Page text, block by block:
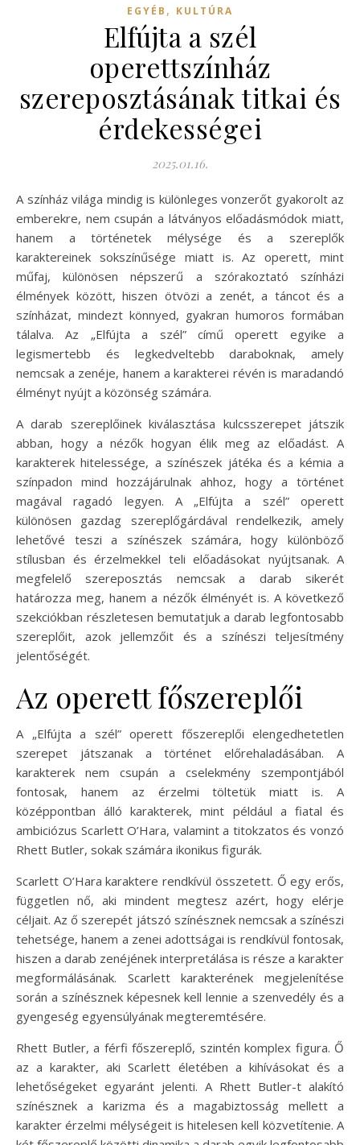
EGYÉB , KULTÚRA
Elfújta a szél
operettszínház
szereposztásának titkai és
érdekességei
2025.01.16.
A színház világa mindig is különleges vonzerőt gyakorolt az
emberekre, nem csupán a látványos előadásmódok miatt,
hanem a történetek mélysége és a szereplők
karaktereinek sokszínűsége miatt is. Az operett, mint
műfaj, különösen népszerű a szórakoztató színházi
élmények között, hiszen ötvözi a zenét, a táncot és a
színházat, mindezt könnyed, gyakran humoros formában
tálalva. Az „Elfújta a szél” című operett egyike a
legismertebb és legkedveltebb daraboknak, amely
nemcsak a zenéje, hanem a karakterei révén is maradandó
élményt nyújt a közönség számára.
A darab szereplőinek kiválasztása kulcsszerepet játszik
abban, hogy a nézők hogyan élik meg az előadást. A
karakterek hitelessége, a színészek játéka és a kémia a
színpadon mind hozzájárulnak ahhoz, hogy a történet
magával ragadó legyen. A „Elfújta a szél” operett
különösen gazdag szereplőgárdával rendelkezik, amely
lehetővé teszi a színészek számára, hogy különböző
stílusban és érzelmekkel teli előadásokat nyújtsanak. A
megfelelő szereposztás nemcsak a darab sikerét
határozza meg, hanem a nézők élményét is. A következő
szekciókban részletesen bemutatjuk a darab legfontosabb
szereplőit, azok jellemzőit és a színészi teljesítmény
jelentőségét.
Az operett főszereplői
A „Elfújta a szél” operett főszereplői elengedhetetlen
szerepet játszanak a történet előrehaladásában. A
karakterek nem csupán a cselekmény szempontjából
fontosak, hanem az érzelmi töltetük miatt is. A
középpontban álló karakterek, mint például a fiatal és
ambiciózus Scarlett O’Hara, valamint a titokzatos és vonzó
Rhett Butler, sokak számára ikonikus figurák.
Scarlett O’Hara karaktere rendkívül összetett. Ő egy erős,
független nő, aki mindent megtesz azért, hogy elérje
céljait. Az ő szerepét játszó színésznek nemcsak a színészi
tehetsége, hanem a zenei adottságai is rendkívül fontosak,
hiszen a darab zenéjének interpretálása is része a karakter
megformálásának. Scarlett karakterének megjelenítése
során a színésznek képesnek kell lennie a szenvedély és a
gyengeség egyensúlyának megteremtésére.
Rhett Butler, a férfi főszereplő, szintén komplex figura. Ő
az a karakter, aki Scarlett életében a kihívásokat és a
lehetőségeket egyaránt jelenti. A Rhett Butler-t alakító
színésznek a karizma és a magabiztosság mellett a
karakter érzelmi mélységeit is hitelesen kell közvetítenie. A